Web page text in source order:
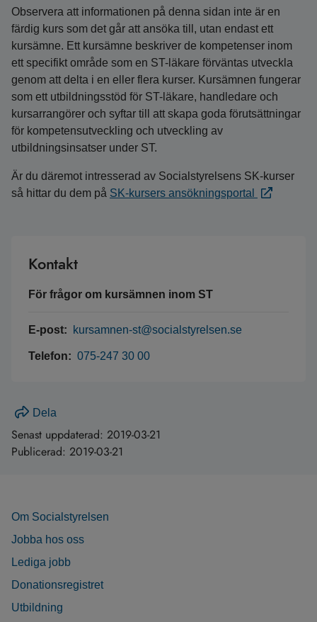
Observera att informationen på denna sidan inte är en
färdig kurs som det går att ansöka till, utan endast ett
kursämne. Ett kursämne beskriver de kompetenser inom
ett specifikt område som en ST-läkare förväntas utveckla
genom att delta i en eller flera kurser. Kursämnen fungerar
som ett utbildningsstöd för ST-läkare, handledare och
kursarrangörer och syftar till att skapa goda förutsättningar
för kompetensutveckling och utveckling av
utbildningsinsatser under ST.
Är du däremot intresserad av Socialstyrelsens SK-kurser
så hittar du dem på SK-kursers ansökningsportal
Kontakt
För frågor om kursämnen inom ST
E-post: kursamnen-st@socialstyrelsen.se
Telefon: 075-247 30 00
Dela
Senast uppdaterad: 2019-03-21
Publicerad: 2019-03-21
Om Socialstyrelsen
Jobba hos oss
Lediga jobb
Donationsregistret
Utbildning